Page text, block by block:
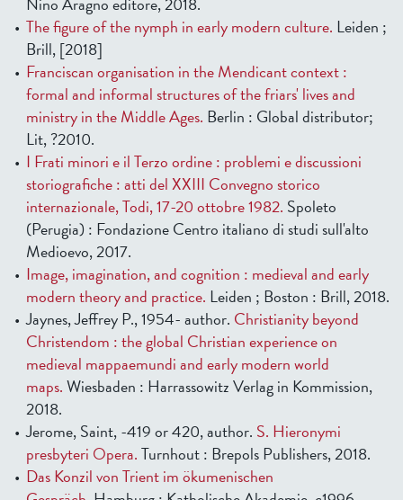
The figure of the nymph in early modern culture. Leiden ;
Brill, [2018]
Franciscan organisation in the Mendicant context :
formal and informal structures of the friars' lives and
ministry in the Middle Ages. Berlin : Global distributor;
Lit, ?2010.
I Frati minori e il Terzo ordine : problemi e discussioni
storiografiche : atti del XXIII Convegno storico
internazionale, Todi, 17-20 ottobre 1982. Spoleto
(Perugia) : Fondazione Centro italiano di studi sull'alto
Medioevo, 2017.
Image, imagination, and cognition : medieval and early
modern theory and practice. Leiden ; Boston : Brill, 2018.
Jaynes, Jeffrey P., 1954- author. Christianity beyond
Christendom : the global Christian experience on
medieval mappaemundi and early modern world
maps.Wiesbaden : Harrassowitz Verlag in Kommission,
2018.
Jerome, Saint, -419 or 420, author. S. Hieronymi
presbyteri Opera.Turnhout : Brepols Publishers, 2018.
Das Konzil von Trient im ökumenischen